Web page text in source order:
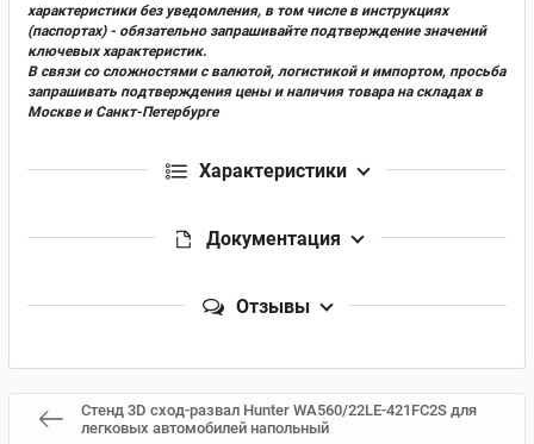
характеристики без уведомления, в том числе в инструкциях
(паспортах) - обязательно запрашивайте подтверждение значений
ключевых характеристик.
В связи со сложностями с валютой, логистикой и импортом, просьба
запрашивать подтверждения цены и наличия товара на складах в
Москве и Санкт-Петербурге
Характеристики
Документация
Отзывы
Стенд 3D сход-развал Hunter WA560/22LE-421FC2S для
легковых автомобилей напольный